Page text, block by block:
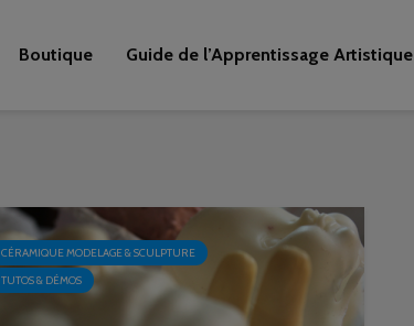
Boutique Guide de l’Apprentissage Artistique
CÉRAMIQUE MODELAGE & SCULPTURE
TUTOS & DÉMOS